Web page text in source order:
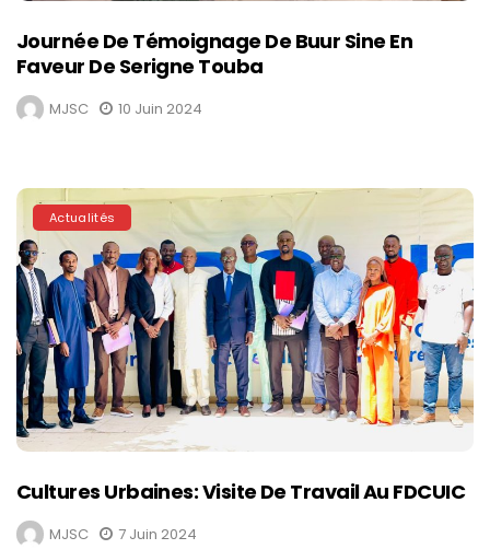
Journée De Témoignage De Buur Sine En
Faveur De Serigne Touba
MJSC 10 Juin 2024
Actualités
Cultures Urbaines: Visite De Travail Au FDCUIC
MJSC 7 Juin 2024